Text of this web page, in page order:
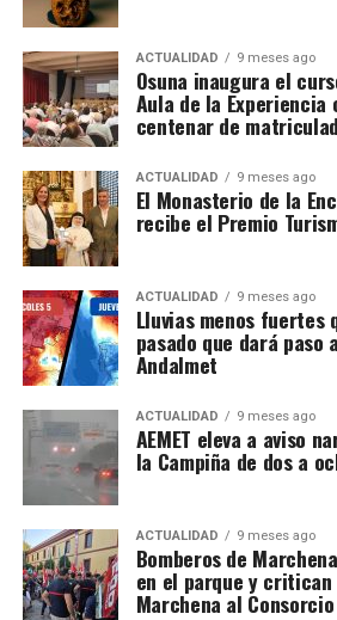
ACTUALIDAD 9 meses ago
Osuna inaugura el
Aula de la Experiencia
centenar de
ACTUALIDAD 9 meses ago
El Monasterio de la
recibe el Premio
ACTUALIDAD 9 meses ago
Lluvias menos fuertes
pasado que dará paso
Andalmet
ACTUALIDAD 9 meses ago
AEMET eleva a aviso
la Campiña de dos a
ACTUALIDAD 9 meses ago
Bomberos de
en el parque y
Marchena al